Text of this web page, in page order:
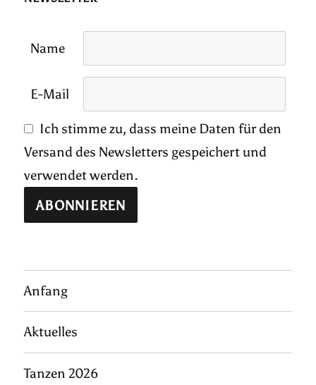
Name
E-Mail
Ich stimme zu, dass meine Daten für den
Versand des Newsletters gespeichert und
verwendet werden.
Anfang
Aktuelles
Tanzen 2026